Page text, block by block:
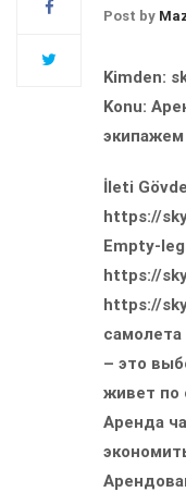
Post by
Kimden:
Konu:
экипажем
İleti
https://
Empty-
https://
https://
– это
живет по
Аренда